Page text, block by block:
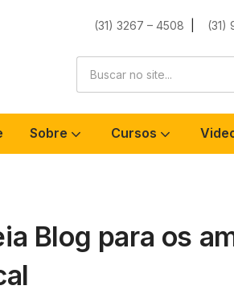
(31) 3267 – 4508 (31)
Sobre Cursos
Blog para os